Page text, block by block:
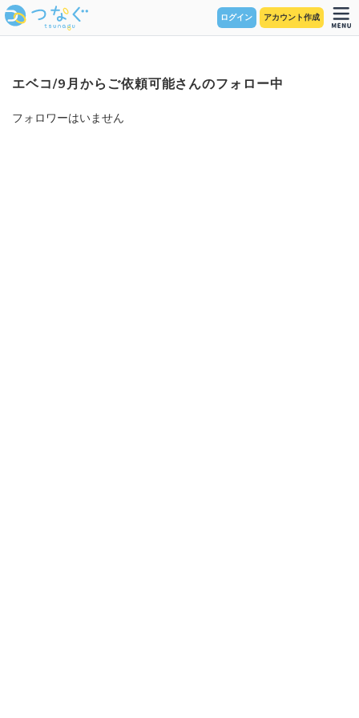
ログイン アカウント作成
エベコ/9月からご依頼可能さんのフォロー中
フォロワーはいません